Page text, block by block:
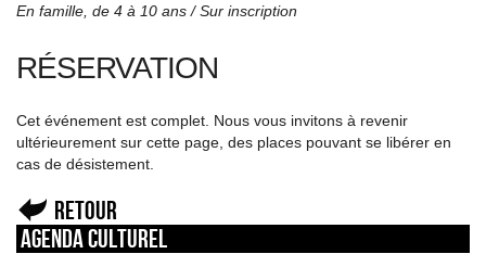
En famille, de 4 à 10 ans /Sur inscription
RÉSERVATION
Cet événement est complet. Nous vous invitons à revenir
ultérieurement sur cette page, des places pouvant se libérer en
cas de désistement.
Retour
Agenda culturel